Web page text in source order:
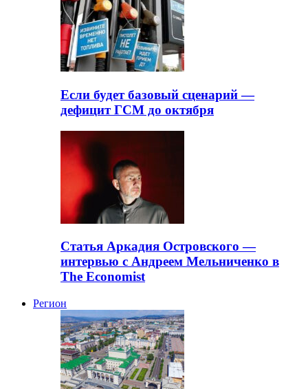
Если будет базовый сценарий —
дефицит ГСМ до октября
Статья Аркадия Островского —
интервью с Андреем Мельниченко в
The Economist
Регион